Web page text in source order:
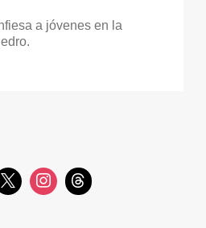
a jóvenes en la